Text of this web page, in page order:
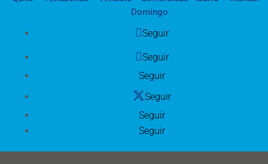
Domingo
Seguir
Seguir
Seguir
Seguir
Seguir
Seguir